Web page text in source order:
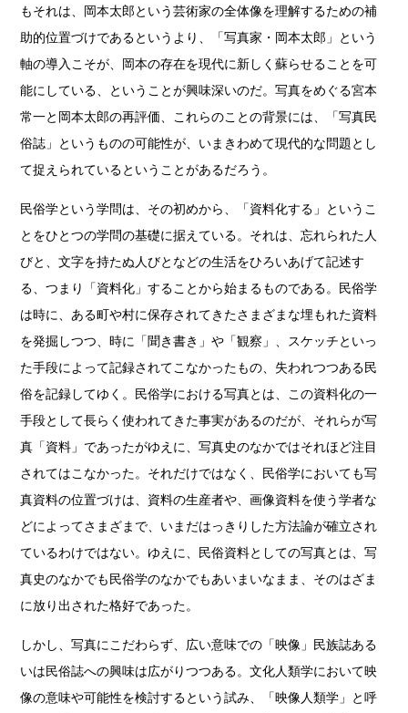
もそれは、岡本太郎という芸術家の全体像を理解するための補
助的位置づけであるというより、「写真家・岡本太郎」という
軸の導入こそが、岡本の存在を現代に新しく蘇らせることを可
能にしている、ということが興味深いのだ。写真をめぐる宮本
常一と岡本太郎の再評価、これらのことの背景には、「写真民
俗誌」というものの可能性が、いまきわめて現代的な問題とし
て捉えられているということがあるだろう。
民俗学という学問は、その初めから、「資料化する」というこ
とをひとつの学問の基礎に据えている。それは、忘れられた人
びと、文字を持たぬ人びとなどの生活をひろいあげて記述す
る、つまり「資料化」することから始まるものである。民俗学
は時に、ある町や村に保存されてきたさまざまな埋もれた資料
を発掘しつつ、時に「聞き書き」や「観察」、スケッチといっ
た手段によって記録されてこなかったもの、失われつつある民
俗を記録してゆく。民俗学における写真とは、この資料化の一
手段として長らく使われてきた事実があるのだが、それらが写
真「資料」であったがゆえに、写真史のなかではそれほど注目
されてはこなかった。それだけではなく、民俗学においても写
真資料の位置づけは、資料の生産者や、画像資料を使う学者な
どによってさまざまで、いまだはっきりした方法論が確立され
ているわけではない。ゆえに、民俗資料としての写真とは、写
真史のなかでも民俗学のなかでもあいまいなまま、そのはざま
に放り出された格好であった。
しかし、写真にこだわらず、広い意味での「映像」民族誌ある
いは民俗誌への興味は広がりつつある。文化人類学において映
像の意味や可能性を検討するという試み、「映像人類学」と呼